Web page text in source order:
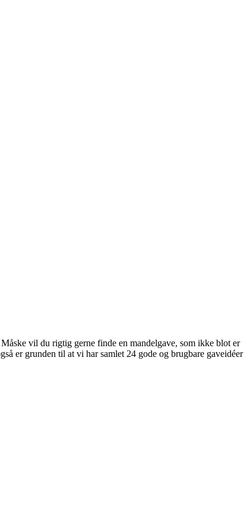
vil du rigtig gerne finde en mandelgave, som ikke blot er
er grunden til at vi har samlet 24 gode og brugbare gaveidéer